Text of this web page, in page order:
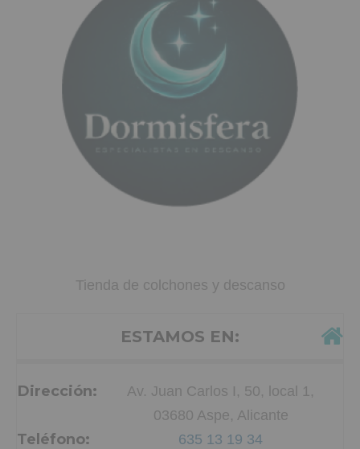
Tienda de colchones y descanso
ESTAMOS EN:
Dirección:
Av. Juan Carlos I, 50, local 1,
03680 Aspe, Alicante
Teléfono: 635 13 19 34